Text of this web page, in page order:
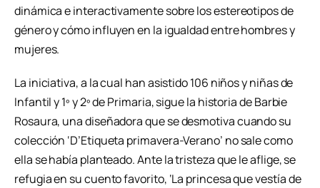
dinámica e interactivamente sobre los estereotipos de
género y cómo influyen en la igualdad entre hombres y
mujeres.
La iniciativa, a la cual han asistido 106 niños y niñas de
Infantil y 1º y 2º de Primaria, sigue la historia de Barbie
Rosaura, una diseñadora que se desmotiva cuando su
colección ‘D’Etiqueta primavera-Verano’ no sale como
ella se había planteado. Ante la tristeza que le aflige, se
refugia en su cuento favorito, ‘La princesa que vestía de